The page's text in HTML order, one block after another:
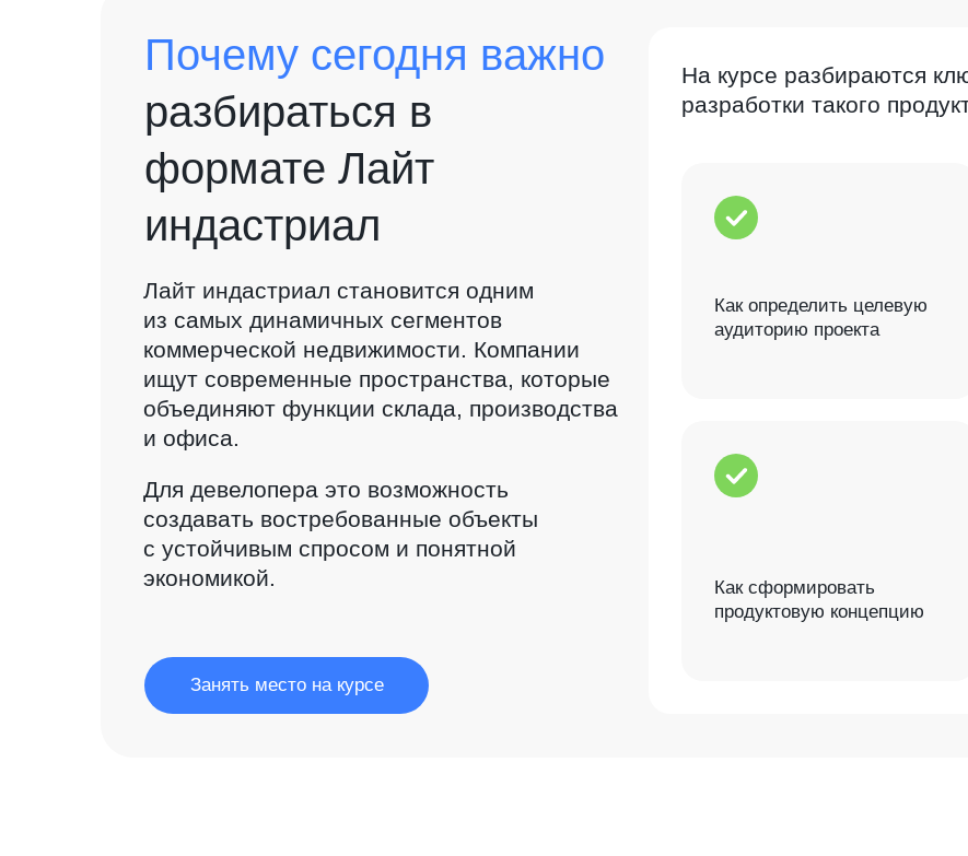
Почему сегодня важно
разбираться в
формате Лайт
индастриал
На курсе разбираются
разработки такого
Как сформировать
продуктовую концепцию
Как определить целевую
аудиторию проекта
Для девелопера это возможность
создавать востребованные объекты
с устойчивым спросом и понятной
экономикой.
Лайт индастриал становится одним
из самых динамичных сегментов
коммерческой недвижимости. Компании
ищут современные пространства, которые
объединяют функции склада, производства
и офиса.
Занять место на курсе